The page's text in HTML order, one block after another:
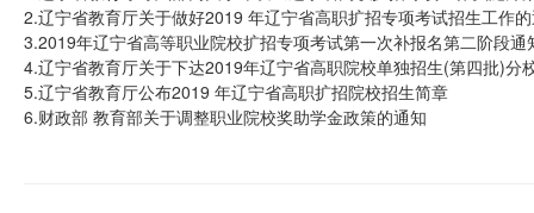
2.辽宁省教育厅关于做好2019 年辽宁省高职扩招专项考试招生工作
3.2019年辽宁省高等职业院校扩招专项考试第一次补报名第二阶段通
4.辽宁省教育厅关于下达2019年辽宁省高职院校单独招生(第四批)分
5.辽宁省教育厅公布2019 年辽宁省高职扩招院校招生简章
6.财政部 教育部关于调整职业院校奖助学金政策的通知